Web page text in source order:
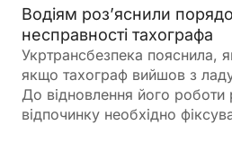
Водіям роз’яснили
несправності тахографа
Укртрансбезпека пояснила,
якщо тахограф вийшов з
До відновлення його роботи
відпочинку необхідно